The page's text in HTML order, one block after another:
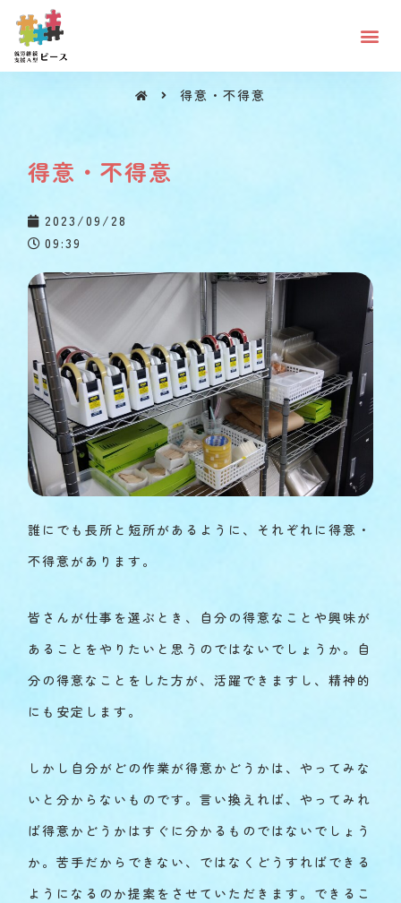
得意・不得意
得意・不得意
2023/09/28
09:39
誰にでも長所と短所があるように、それぞれに得意・
不得意があります。
皆さんが仕事を選ぶとき、自分の得意なことや興味が
あることをやりたいと思うのではないでしょうか。自
分の得意なことをした方が、活躍できますし、精神的
にも安定します。
しかし自分がどの作業が得意かどうかは、やってみな
いと分からないものです。言い換えれば、やってみれ
ば得意かどうかはすぐに分かるものではないでしょう
か。苦手だからできない、ではなくどうすればできる
ようになるのか提案をさせていただきます。できるこ